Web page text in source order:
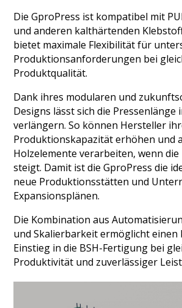
Die GproPress ist kompatibel mit
und anderen kalthärtenden
bietet maximale Flexibilität für
Produktionsanforderungen bei
Produktqualität.
Dank ihres modularen und
Designs lässt sich die Pressenlänge
verlängern. So können Hersteller
Produktionskapazität erhöhen und
Holzelemente verarbeiten, wenn
steigt. Damit ist die GproPress die
neue Produktionsstätten und
Expansionsplänen.
Die Kombination aus
und Skalierbarkeit ermöglicht
Einstieg in die BSH-Fertigung bei
Produktivität und zuverlässiger